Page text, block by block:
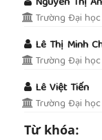
Trường Đại
Lê Thị Minh
Trường Đại
Lê Việt Tiến
Trường Đại
Từ khóa: